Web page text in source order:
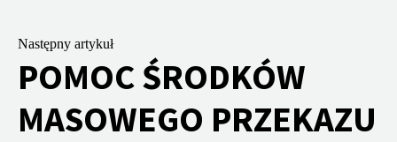
Następny artykuł
POMOC ŚRODKÓW
MASOWEGO PRZEKAZU